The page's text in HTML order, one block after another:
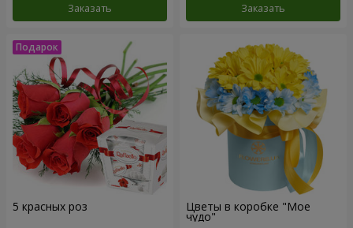
Заказать Заказать
5 красных роз Цветы в коробке "Мое
чудо"